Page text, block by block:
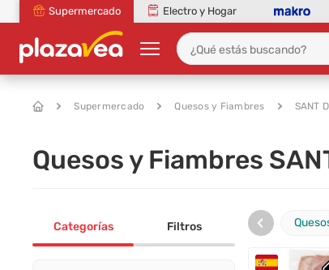
Supermercado Electro y Hogar
Supermercado Quesos y Fiambres SANT
Quesos y Fiambres
Categorías Filtros ‹